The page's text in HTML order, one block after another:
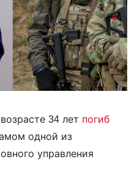
34 лет погиб
одной из
управления